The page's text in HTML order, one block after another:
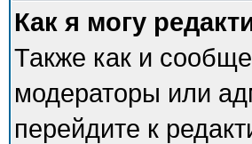
Как я могу
Также как и
модераторы или
перейдите к